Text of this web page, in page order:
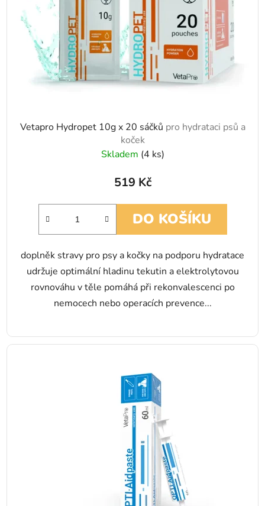
Vetapro Hydropet 10g x 20 sáčků pro hydrataci psů a
koček
Skladem (4 ks)
519 Kč
DO KOŠÍKU
doplněk stravy pro psy a kočky na podporu hydratace
udržuje optimální hladinu tekutin a elektrolytovou
rovnováhu v těle pomáhá při rekonvalescenci po
nemocech nebo operacích prevence...